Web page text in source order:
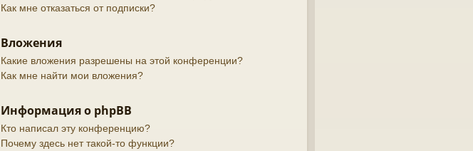
Как мне отказаться от подписки?
Вложения
Какие вложения разрешены на этой конференции?
Как мне найти мои вложения?
Информация о phpBB
Кто написал эту конференцию?
Почему здесь нет такой-то функции?